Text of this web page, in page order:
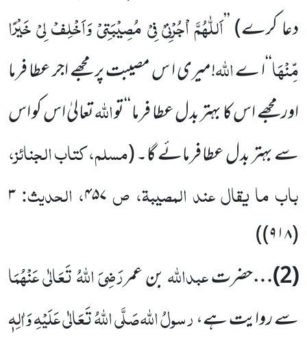
دعا کرے)’’اَللّٰہُمَّ اْجُرْنِیْ فِیْ مُصِیْبَتِیْ وَاَخْلِفْ لِیْ خَیْرًا
مِّنْہَا‘‘ا ےاللہ!میری ا س مصیبت پر مجھے اجر عطا فرما
اور مجھے اس کا بہتر بدل عطا فرما ‘‘تواللہتعالیٰ اس کو اس
سے بہتر بدل عطا فرمائے گا۔(مسلم، کتاب الجنائز،
باب ما یقال عند المصیبۃ، ص۴۵۷، الحدیث:۳
(۹۱۸)
)
(
2
)…حضرتعبداللہبن عمررَضِیَ اللہُ تَعَالٰی عَنْہُمَا
سے روایت ہے،رسولُ اللہصَلَّی اللہُ تَعَالٰی عَلَیْہِ وَاٰلِہٖ